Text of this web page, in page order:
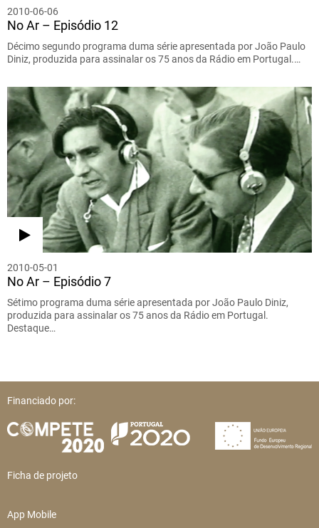
2010-06-06
No Ar – Episódio 12
Décimo segundo programa duma série apresentada por João Paulo
Diniz, produzida para assinalar os 75 anos da Rádio em Portugal.…
2010-05-01
No Ar – Episódio 7
Sétimo programa duma série apresentada por João Paulo Diniz,
produzida para assinalar os 75 anos da Rádio em Portugal.
Destaque…
Financiado por:
Ficha de projeto
App Mobile